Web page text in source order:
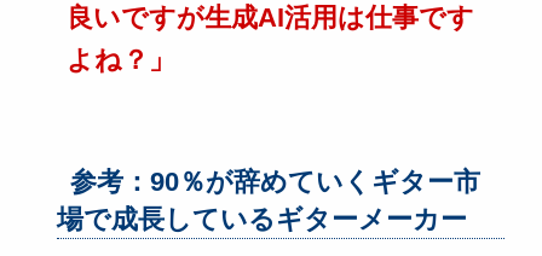
良いですが生成AI活用は仕事です
よね？」
参考：90％が辞めていくギター市
場で成長しているギターメーカー